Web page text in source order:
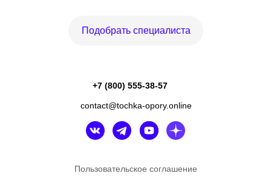
contact@tochka-opory.online
Пользовательское соглашение
Подобрать специалиста
+7 (800) 555-38-57